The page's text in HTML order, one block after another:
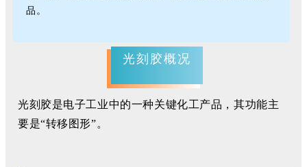
品。
光刻胶概况
光刻胶是电子工业中的一种关键化工产品，其功能主
要是“转移图形”。